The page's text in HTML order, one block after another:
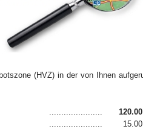
(HVZ) in der von Ihnen
...................... 120.00
...................... 15.00